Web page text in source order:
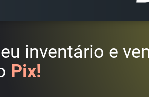
inventário e
Pix!